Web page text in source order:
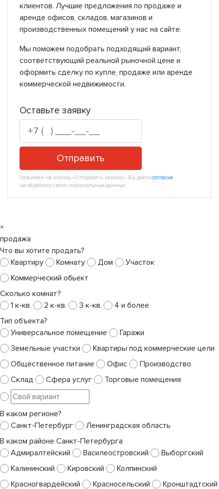
клиентов. Лучшие предложения по продаже и
аренде офисов, складов, магазинов и
производственных помещений у нас на сайте.
Мы поможем подобрать подходящий вариант,
соответствующий реальной рыночной цене и
оформить сделку по купле, продаже или аренде
коммерческой недвижимости.
Оставьте заявку
Отправить
Нажимая на кнопку «Отправить заявку», Вы даете согласие
на обработку своих персональных данных.
×
продажа
Что вы хотите продать?
Квартиру
Комнату Дом
Участок
Коммерческий обьект
Сколько комнат?
1 к-кв.
2 к-кв. 3 к-кв.
4 и более
Тип объекта?
Универсальное помещение
Гаражи
Земельные участки
Квартиры под коммерческие цели
Общественное питание
Офис
Производство
Склад
Сфера услуг Торговые помещения
В каком регионе?
Санкт-Петербург
Ленинградская область
В каком районе Санкт-Петербурга
Адмиралтейский
Василеостровский
Выборгский
Калининский
Кировский
Колпинский
Красногвардейский
Красносельский Кронштадтский